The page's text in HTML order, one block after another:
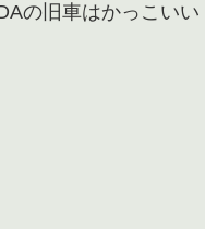
の旧車はかっこいい